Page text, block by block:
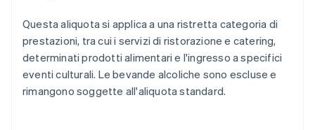
Questa aliquota si applica a una ristretta categoria di
prestazioni, tra cui i servizi di ristorazione e catering,
determinati prodotti alimentari e l'ingresso a specifici
eventi culturali. Le bevande alcoliche sono escluse e
rimangono soggette all'aliquota standard.